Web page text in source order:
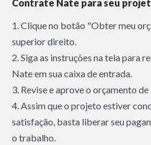
Contrate Nate para seu
1. Clique no botão "Obter meu
superior direito.
2. Siga as instruções na tela para
Nate em sua caixa de entrada.
3. Revise e aprove o orçamento
4. Assim que o projeto estiver
satisfação, basta liberar seu
o trabalho.